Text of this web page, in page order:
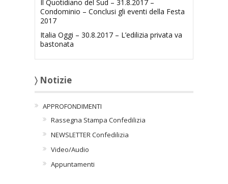
Il Quotidiano del Sud – 31.8.2017 –
Condominio – Conclusi gli eventi della Festa
2017
Italia Oggi – 30.8.2017 – L’edilizia privata va
bastonata
〉 Notizie
APPROFONDIMENTI
Rassegna Stampa Confedilizia
NEWSLETTER Confedilizia
Video/Audio
Appuntamenti